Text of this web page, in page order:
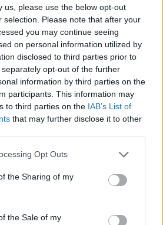
us, please use the below opt-out
selection. Please note that after your
you may continue seeing
on personal information utilized by
disclosed to third parties prior to
opt-out of the further
information by third parties on the
participants. This information may
to third parties on the IAB’s List of
that may further disclose it to other
app uses one or more Google
usage behaviour. You may click to
Google and its third-party tags to
specified purposes in below Google
Opt Outs
the Sharing of my
the Sale of my
át azzal kritizálták Meghant,
a sajtó előtt a kis Archie-
2019 májusában
Harry és Meghan szerették
megóvni a médiától, éppen
meg rögtön a születése után
kisbabát, mint ahogyan azt
Vilmos hercegnek meg kellett
születését követően. A
médiára nézve pedig az volt,
a keresztelőjével
információt kiadni, az
volt. Ezt természetesen az
túl jól és ezért újabb és
hogy akkor inkább kilépnek a